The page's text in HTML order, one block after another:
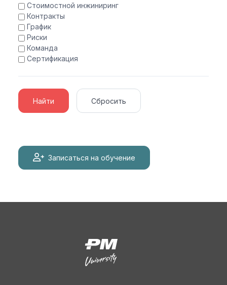
Стоимостной инжиниринг
Контракты
График
Риски
Команда
Сертификация
Найти Сбросить
Записаться на обучение